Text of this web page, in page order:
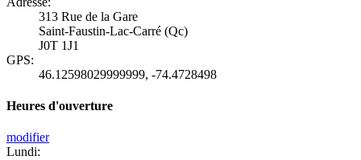
313 Rue de la Gare
Saint-Faustin-Lac-Carré (Qc)
J0T 1J1
GPS:
46.12598029999999, -74.4728498
Heures d'ouverture
modifier
Lundi: